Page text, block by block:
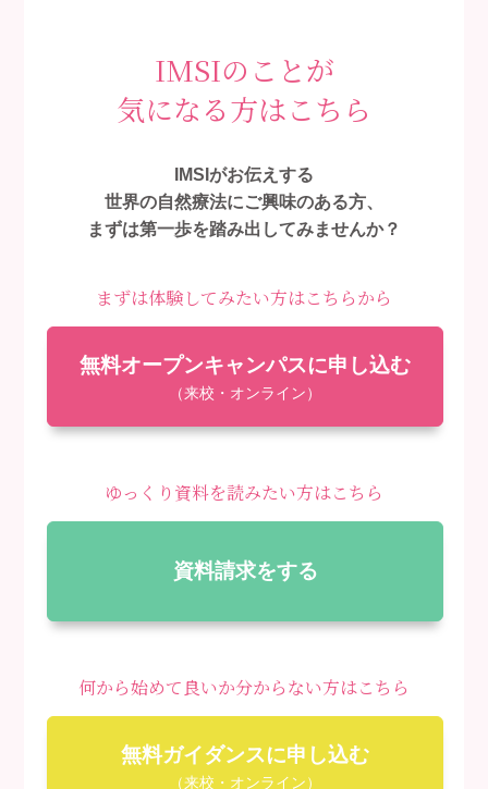
IMSIのことが
気になる方はこちら
IMSIがお伝えする
世界の自然療法にご興味のある方、
まずは第一歩を踏み出してみませんか？
まずは体験してみたい方はこちらから
無料オープンキャンパスに申し込む
（来校・オンライン）
ゆっくり資料を読みたい方はこちら
資料請求をする
何から始めて良いか分からない方はこちら
無料ガイダンスに申し込む
（来校・オンライン）